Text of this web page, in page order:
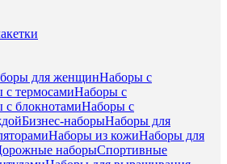
для женщинНаборы с
с термосамиНаборы с
с блокнотамиНаборы с
Бизнес-наборыНаборы для
Наборы из кожиНаборы для
наборыСпортивные